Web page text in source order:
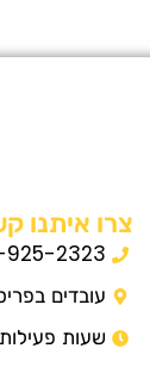
צרו איתנו
925-2323
עובדים
שעות פעילות 24/7